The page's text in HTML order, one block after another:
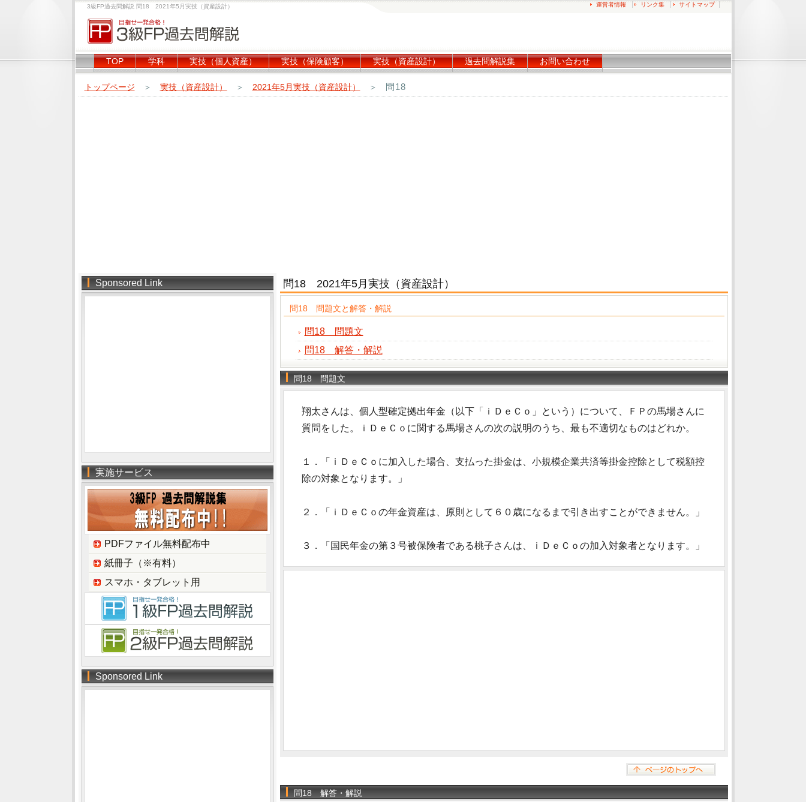
3級FP過去問解説 問18 2021年5月実技（資産設計） 運営者情報 リンク集 サイトマップ
TOP 学科 実技（個人資産） 実技（保険顧客） 実技（資産設計） 過去問解説集 お問い合わせ
トップページ ＞ 実技（資産設計） ＞ 2021年5月実技（資産設計） ＞ 問18
問18 2021年5月実技（資産設計）
問18 問題文と解答・解説
問18 問題文
問18 解答・解説
問18 問題文
翔太さんは、個人型確定拠出年金（以下「ｉＤｅＣｏ」という）について、ＦＰの馬場さんに
質問をした。ｉＤｅＣｏに関する馬場さんの次の説明のうち、最も不適切なものはどれか。
１．「ｉＤｅＣｏに加入した場合、支払った掛金は、小規模企業共済等掛金控除として税額控
除の対象となります。」
２．「ｉＤｅＣｏの年金資産は、原則として６０歳になるまで引き出すことができません。」
３．「国民年金の第３号被保険者である桃子さんは、ｉＤｅＣｏの加入対象者となります。」
問18 解答・解説
Sponsored Link
実施サービス
PDFファイル無料配布中
紙冊子（※有料）
スマホ・タブレット用
Sponsored Link